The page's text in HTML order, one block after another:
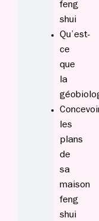
feng
shui
Qu’est-
ce
que
la
les
plans
de
sa
maison
feng
shui